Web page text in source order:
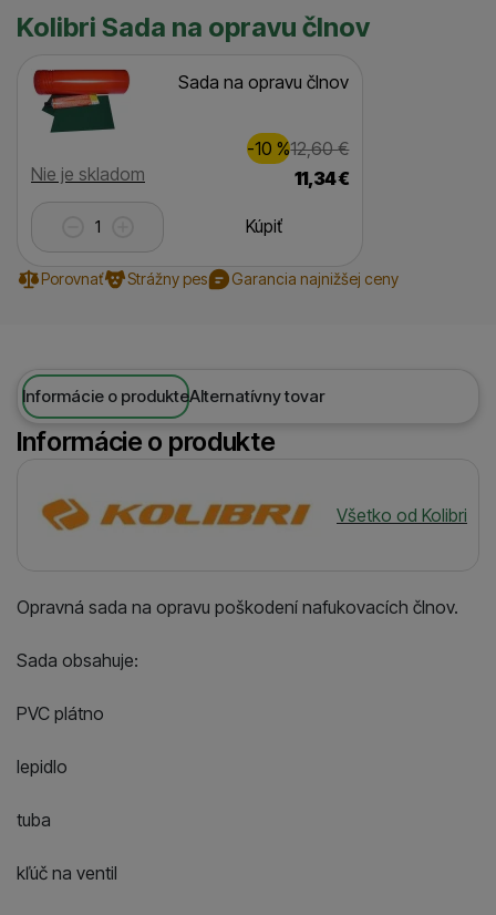
Kolibri Sada na opravu člnov
Dostupnosť
Nie je skladom
Sada na opravu člnov
Pôvodná cena
12,60€
Zľava
1,00€
(
-10 %
)
11,34€
Kúpiť
Porovnať Strážny pes Garancia najnižšej ceny
Informácie o produkteAlternatívny tovar
Informácie o produkte
Výrobca
Všetko od Kolibri
Opravná sada na opravu poškodení nafukovacích člnov.
Sada obsahuje:
PVC plátno
lepidlo
tuba
kľúč na ventil